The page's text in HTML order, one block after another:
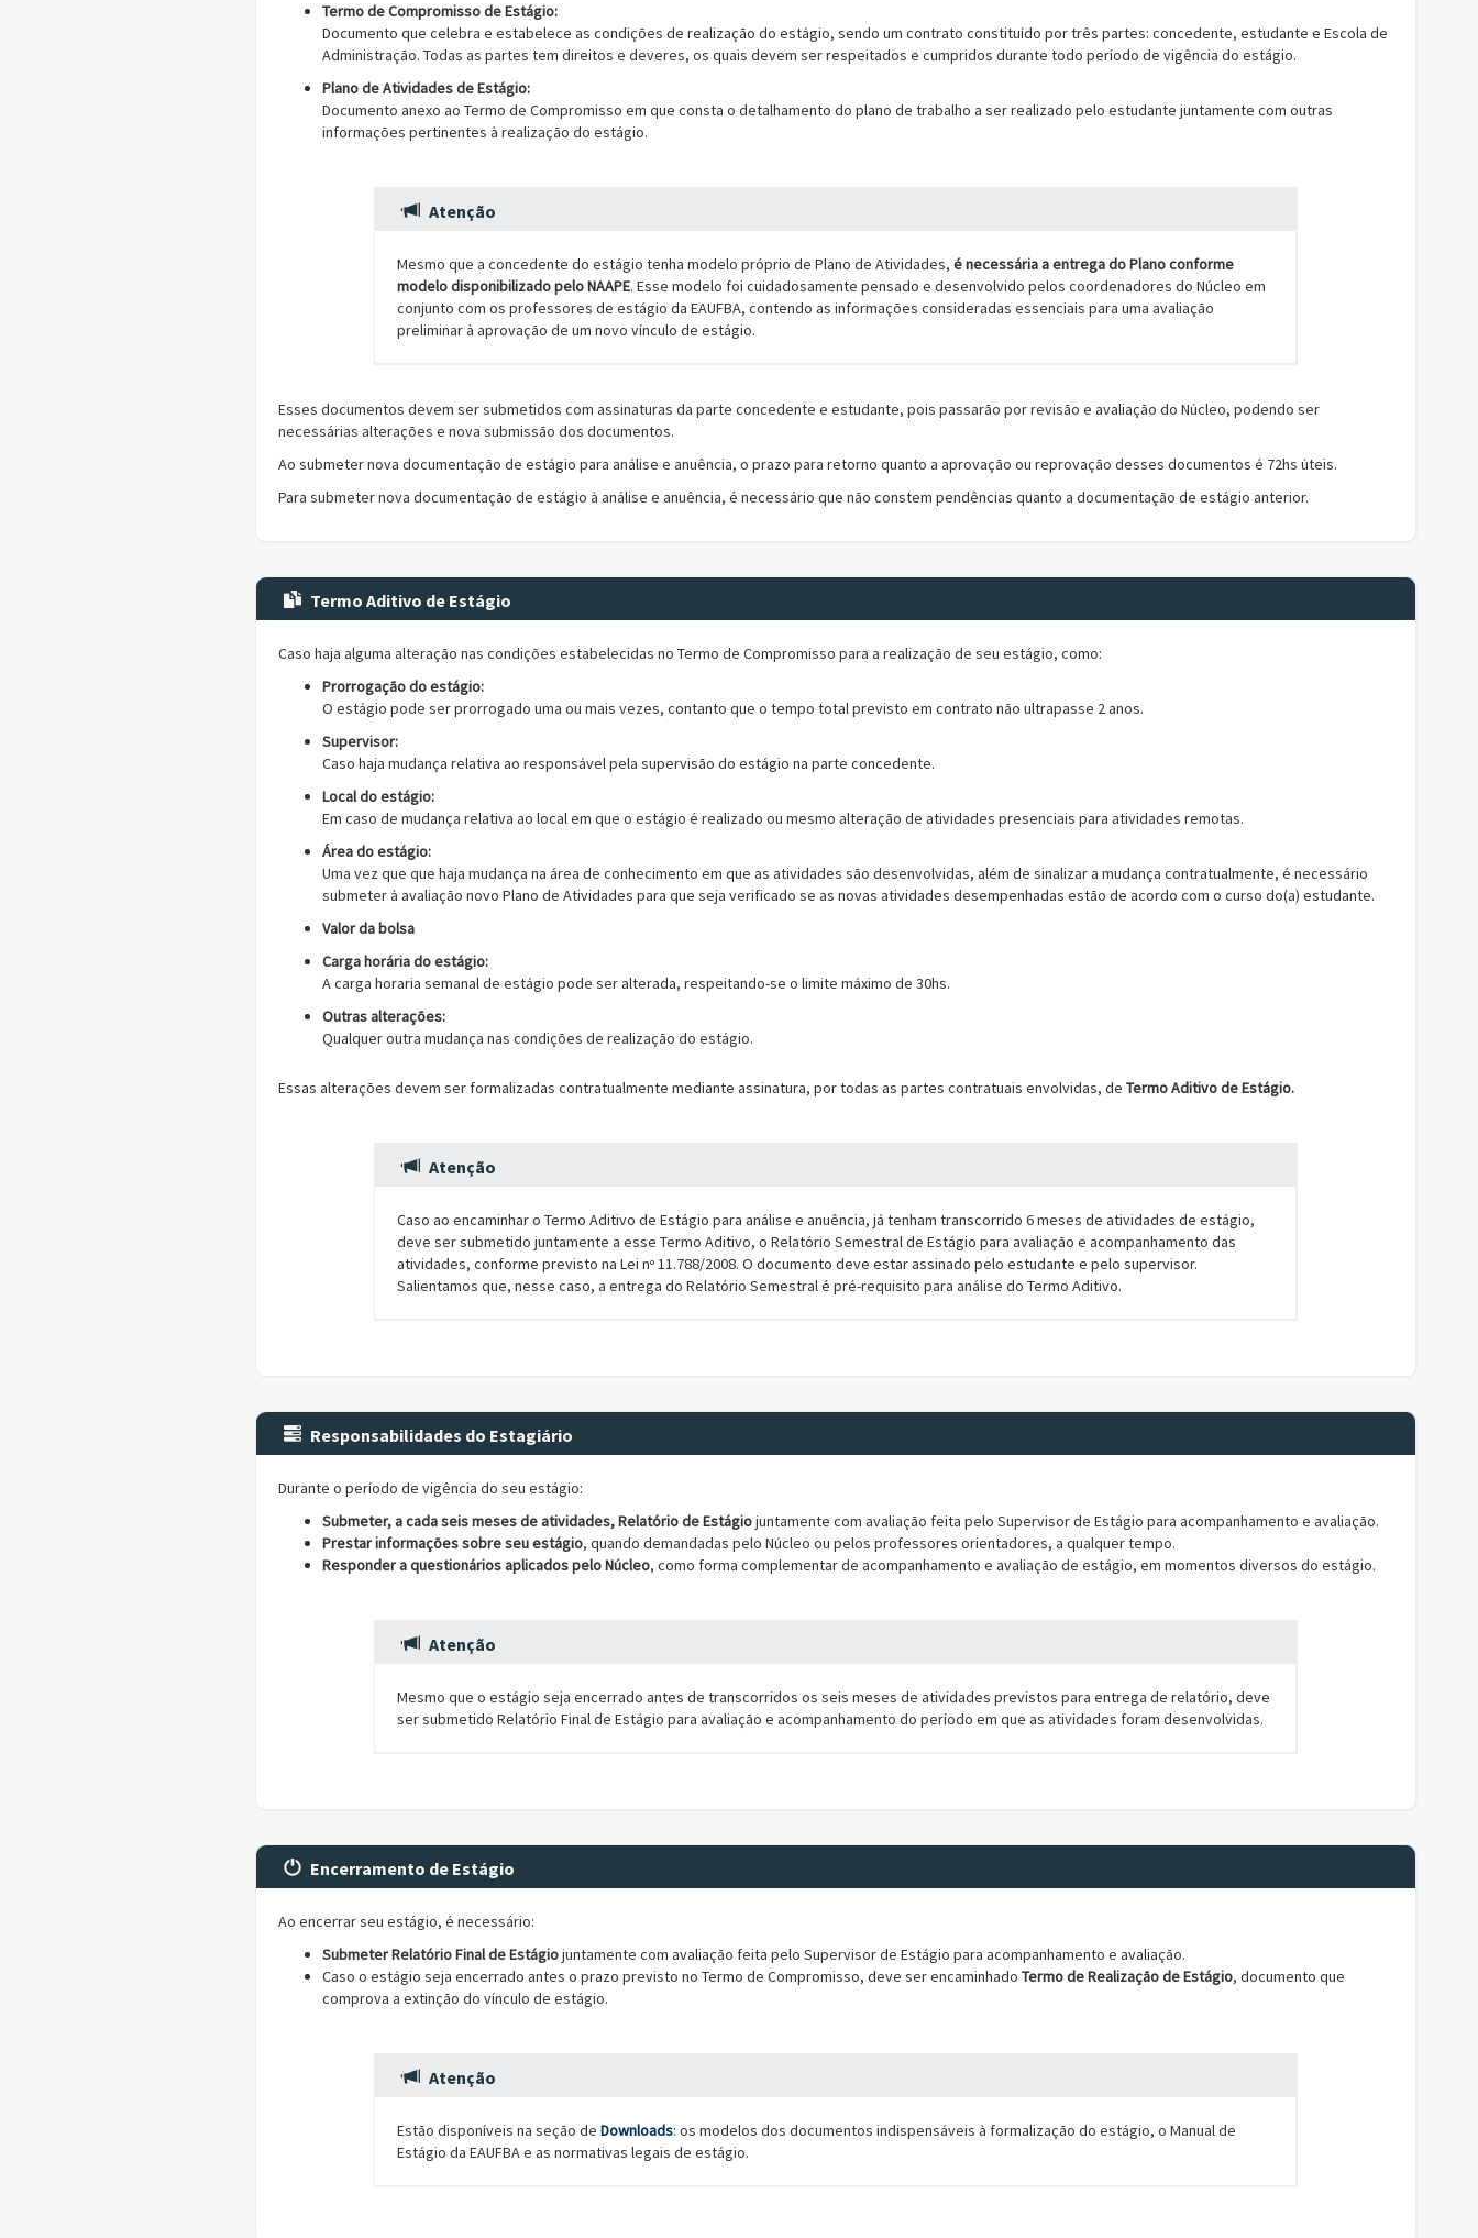
Termo de Compromisso de Estágio:
Documento que celebra e estabelece as condições de realização do estágio, sendo um contrato constituído por três partes: concedente, estudante e Escola de
Administração. Todas as partes tem direitos e deveres, os quais devem ser respeitados e cumpridos durante todo período de vigência do estágio.
Plano de Atividades de Estágio:
Documento anexo ao Termo de Compromisso em que consta o detalhamento do plano de trabalho a ser realizado pelo estudante juntamente com outras
informações pertinentes à realização do estágio.
Atenção
Mesmo que a concedente do estágio tenha modelo próprio de Plano de Atividades,é necessária a entrega do Plano conforme
modelo disponibilizado pelo NAAPE. Esse modelo foi cuidadosamente pensado e desenvolvido pelos coordenadores do Núcleo em
conjunto com os professores de estágio da EAUFBA, contendo as informações consideradas essenciais para uma avaliação
preliminar à aprovação de um novo vínculo de estágio.
Esses documentos devem ser submetidos com assinaturas da parte concedente e estudante, pois passarão por revisão e avaliação do Núcleo, podendo ser
necessárias alterações e nova submissão dos documentos.
Ao submeter nova documentação de estágio para análise e anuência, o prazo para retorno quanto a aprovação ou reprovação desses documentos é 72hs úteis.
Para submeter nova documentação de estágio à análise e anuência, é necessário que não constem pendências quanto a documentação de estágio anterior.
Termo Aditivo de Estágio
Caso haja alguma alteração nas condições estabelecidas no Termo de Compromisso para a realização de seu estágio, como:
Prorrogação do estágio:
O estágio pode ser prorrogado uma ou mais vezes, contanto que o tempo total previsto em contrato não ultrapasse 2 anos.
Supervisor:
Caso haja mudança relativa ao responsável pela supervisão do estágio na parte concedente.
Local do estágio:
Em caso de mudança relativa ao local em que o estágio é realizado ou mesmo alteração de atividades presenciais para atividades remotas.
Área do estágio:
Uma vez que que haja mudança na área de conhecimento em que as atividades são desenvolvidas, além de sinalizar a mudança contratualmente, é necessário
submeter à avaliação novo Plano de Atividades para que seja verificado se as novas atividades desempenhadas estão de acordo com o curso do(a) estudante.
Valor da bolsa
Carga horária do estágio:
A carga horaria semanal de estágio pode ser alterada, respeitando-se o limite máximo de 30hs.
Outras alterações:
Qualquer outra mudança nas condições de realização do estágio.
Essas alterações devem ser formalizadas contratualmente mediante assinatura, por todas as partes contratuais envolvidas, deTermo Aditivo de Estágio.
Atenção
Caso ao encaminhar o Termo Aditivo de Estágio para análise e anuência, já tenham transcorrido 6 meses de atividades de estágio,
deve ser submetido juntamente a esse Termo Aditivo, o Relatório Semestral de Estágio para avaliação e acompanhamento das
atividades, conforme previsto na Lei nº 11.788/2008. O documento deve estar assinado pelo estudante e pelo supervisor.
Salientamos que, nesse caso, a entrega do Relatório Semestral é pré-requisito para análise do Termo Aditivo.
Responsabilidades do Estagiário
Durante o período de vigência do seu estágio:
Submeter, a cada seis meses de atividades, Relatório de Estágiojuntamente com avaliação feita pelo Supervisor de Estágio para acompanhamento e avaliação.
Prestar informações sobre seu estágio, quando demandadas pelo Núcleo ou pelos professores orientadores, a qualquer tempo.
Responder a questionários aplicados pelo Núcleo, como forma complementar de acompanhamento e avaliação de estágio, em momentos diversos do estágio.
Atenção
Mesmo que o estágio seja encerrado antes de transcorridos os seis meses de atividades previstos para entrega de relatório, deve
ser submetido Relatório Final de Estágio para avaliação e acompanhamento do período em que as atividades foram desenvolvidas.
Encerramento de Estágio
Ao encerrar seu estágio, é necessário:
Submeter Relatório Final de Estágiojuntamente com avaliação feita pelo Supervisor de Estágio para acompanhamento e avaliação.
Caso o estágio seja encerrado antes o prazo previsto no Termo de Compromisso, deve ser encaminhadoTermo de Realização de Estágio, documento que
comprova a extinção do vínculo de estágio.
Atenção
Estão disponíveis na seção deDownloads: os modelos dos documentos indispensáveis à formalização do estágio, o Manual de
Estágio da EAUFBA e as normativas legais de estágio.